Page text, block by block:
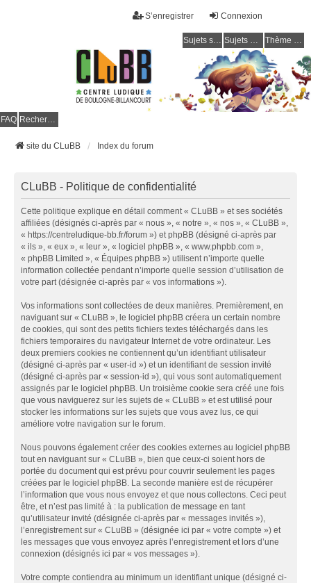
Connexion
S’enregistrer
Sujets sans réponse Sujets actifs Thème clair / foncé
FAQ Rechercher
site du CLuBB Index du forum
CLuBB - Politique de confidentialité
Cette politique explique en détail comment « CLuBB » et ses sociétés
affiliées (désignés ci-après par « nous », « notre », « nos », « CLuBB »,
« https://centreludique-bb.fr/forum ») et phpBB (désigné ci-après par
« ils », « eux », « leur », « logiciel phpBB », « www.phpbb.com »,
« phpBB Limited », « Équipes phpBB ») utilisent n’importe quelle
information collectée pendant n’importe quelle session d’utilisation de
votre part (désignée ci-après par « vos informations »).
Vos informations sont collectées de deux manières. Premièrement, en
naviguant sur « CLuBB », le logiciel phpBB créera un certain nombre
de cookies, qui sont des petits fichiers textes téléchargés dans les
fichiers temporaires du navigateur Internet de votre ordinateur. Les
deux premiers cookies ne contiennent qu’un identifiant utilisateur
(désigné ci-après par « user-id ») et un identifiant de session invité
(désigné ci-après par « session-id »), qui vous sont automatiquement
assignés par le logiciel phpBB. Un troisième cookie sera créé une fois
que vous naviguerez sur les sujets de « CLuBB » et est utilisé pour
stocker les informations sur les sujets que vous avez lus, ce qui
améliore votre navigation sur le forum.
Nous pouvons également créer des cookies externes au logiciel phpBB
tout en naviguant sur « CLuBB », bien que ceux-ci soient hors de
portée du document qui est prévu pour couvrir seulement les pages
créées par le logiciel phpBB. La seconde manière est de récupérer
l’information que vous nous envoyez et que nous collectons. Ceci peut
être, et n’est pas limité à : la publication de message en tant
qu’utilisateur invité (désignée ci-après par « messages invités »),
l’enregistrement sur « CLuBB » (désignée ici par « votre compte ») et
les messages que vous envoyez après l’enregistrement et lors d’une
connexion (désignés ici par « vos messages »).
Votre compte contiendra au minimum un identifiant unique (désigné ci-